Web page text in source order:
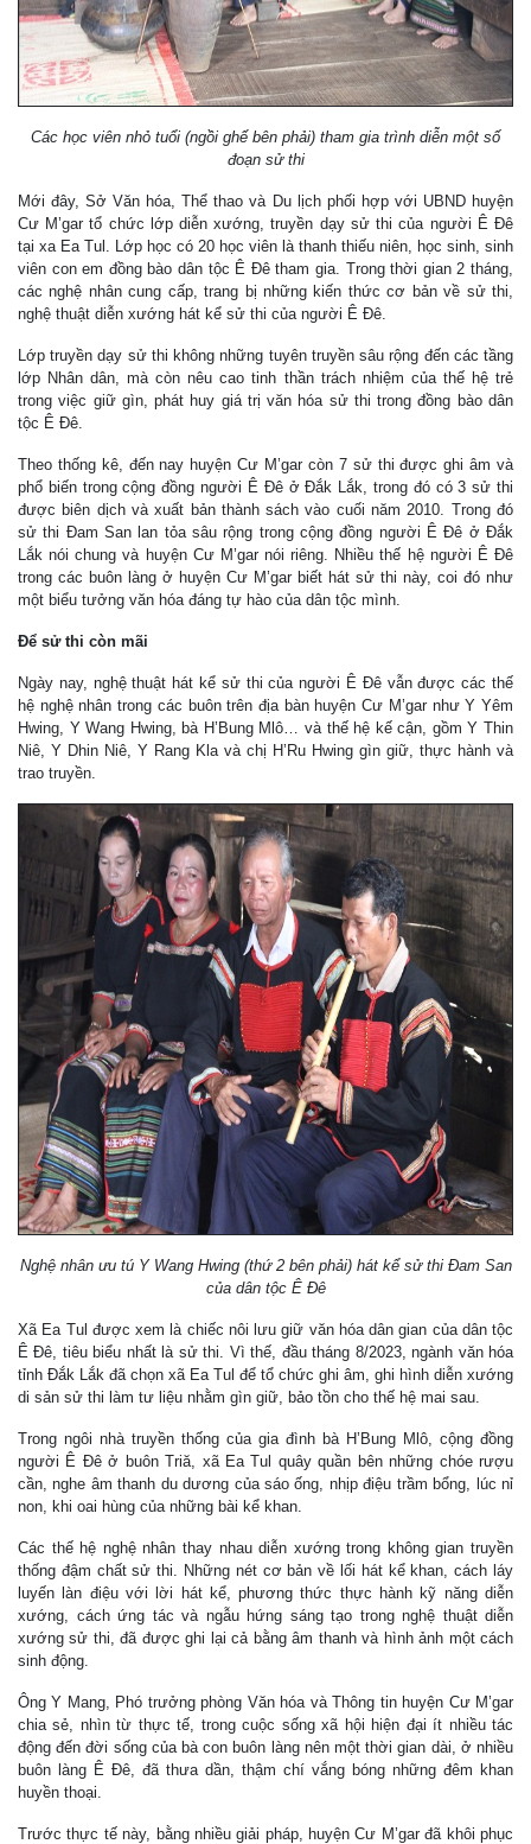
Các học viên nhỏ tuổi (ngồi ghế bên phải) tham gia trình diễn một số
đoạn sử thi
Mới đây, Sở Văn hóa, Thể thao và Du lịch phối hợp với UBND huyện
Cư M’gar tổ chức lớp diễn xướng, truyền dạy sử thi của người Ê Đê
tại xa Ea Tul. Lớp học có 20 học viên là thanh thiếu niên, học sinh, sinh
viên con em đồng bào dân tộc Ê Đê tham gia. Trong thời gian 2 tháng,
các nghệ nhân cung cấp, trang bị những kiến thức cơ bản về sử thi,
nghệ thuật diễn xướng hát kể sử thi của người Ê Đê.
Lớp truyền dạy sử thi không những tuyên truyền sâu rộng đến các tầng
lớp Nhân dân, mà còn nêu cao tinh thần trách nhiệm của thế hệ trẻ
trong việc giữ gìn, phát huy giá trị văn hóa sử thi trong đồng bào dân
tộc Ê Đê.
Theo thống kê, đến nay huyện Cư M’gar còn 7 sử thi được ghi âm và
phổ biến trong cộng đồng người Ê Đê ở Đắk Lắk, trong đó có 3 sử thi
được biên dịch và xuất bản thành sách vào cuối năm 2010. Trong đó
sử thi Đam San lan tỏa sâu rộng trong cộng đồng người Ê Đê ở Đắk
Lắk nói chung và huyện Cư M’gar nói riêng. Nhiều thế hệ người Ê Đê
trong các buôn làng ở huyện Cư M’gar biết hát sử thi này, coi đó như
một biểu tưởng văn hóa đáng tự hào của dân tộc mình.
Để sử thi còn mãi
Ngày nay, nghệ thuật hát kể sử thi của người Ê Đê vẫn được các thế
hệ nghệ nhân trong các buôn trên địa bàn huyện Cư M’gar như Y Yêm
Hwing, Y Wang Hwing, bà H’Bung Mlô… và thế hệ kế cận, gồm Y Thin
Niê, Y Dhin Niê, Y Rang Kla và chị H’Ru Hwing gìn giữ, thực hành và
trao truyền.
Nghệ nhân ưu tú Y Wang Hwing (thứ 2 bên phải) hát kể sử thi Đam San
của dân tộc Ê Đê
Xã Ea Tul được xem là chiếc nôi lưu giữ văn hóa dân gian của dân tộc
Ê Đê, tiêu biểu nhất là sử thi. Vì thế, đầu tháng 8/2023, ngành văn hóa
tỉnh Đắk Lắk đã chọn xã Ea Tul để tổ chức ghi âm, ghi hình diễn xướng
di sản sử thi làm tư liệu nhằm gìn giữ, bảo tồn cho thế hệ mai sau.
Trong ngôi nhà truyền thống của gia đình bà H’Bung Mlô, cộng đồng
người Ê Đê ở buôn Triă, xã Ea Tul quây quần bên những chóe rượu
cần, nghe âm thanh du dương của sáo ống, nhịp điệu trầm bổng, lúc nỉ
non, khi oai hùng của những bài kể khan.
Các thế hệ nghệ nhân thay nhau diễn xướng trong không gian truyền
thống đậm chất sử thi. Những nét cơ bản về lối hát kể khan, cách láy
luyến làn điệu với lời hát kể, phương thức thực hành kỹ năng diễn
xướng, cách ứng tác và ngẫu hứng sáng tạo trong nghệ thuật diễn
xướng sử thi, đã được ghi lại cả bằng âm thanh và hình ảnh một cách
sinh động.
Ông Y Mang, Phó trưởng phòng Văn hóa và Thông tin huyện Cư M’gar
chia sẻ, nhìn từ thực tế, trong cuộc sống xã hội hiện đại ít nhiều tác
động đến đời sống của bà con buôn làng nên một thời gian dài, ở nhiều
buôn làng Ê Đê, đã thưa dần, thậm chí vắng bóng những đêm khan
huyền thoại.
Trước thực tế này, bằng nhiều giải pháp, huyện Cư M’gar đã khôi phục